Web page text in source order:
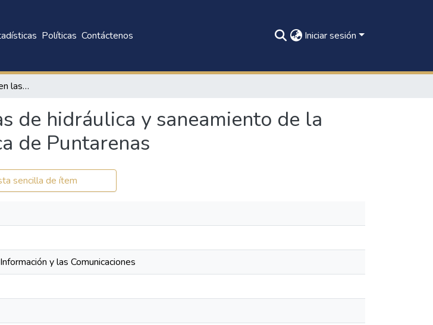
Políticas Contáctenos Iniciar sesión
Evaluación preliminar en las áreas de hidráulica y saneamiento de la Planta Potabilizadora de Barranca de Puntarenas
de hidráulica y saneamiento de la
de Puntarenas
sencilla de ítem
y las Comunicaciones